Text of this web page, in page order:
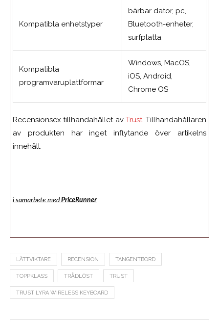
Kompatibla enhetstyper
bärbar dator, pc,
Bluetooth-enheter,
surfplatta
Kompatibla
programvaruplattformar
Windows, MacOS,
iOS, Android,
Chrome OS
Recensionsex tillhandahållet av Trust. Tillhandahållaren
av produkten har inget inflytande över artikelns
innehåll.
i samarbete med PriceRunner
LÄTTVIKTARE RECENSION TANGENTBORD
TOPPKLASS TRÅDLÖST TRUST
TRUST LYRA WIRELESS KEYBOARD